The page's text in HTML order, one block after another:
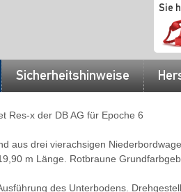
Sie
Sicherheitshinweise
Res-x der DB AG für Epoche 6
aus drei vierachsigen
m Länge. Rotbraune
des Unterbodens.